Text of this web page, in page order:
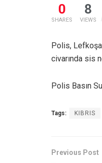
0
SHARES
8
VIEWS
Polis,
civarında sis
Polis Basın
Tags: KIBRIS
Previous Post